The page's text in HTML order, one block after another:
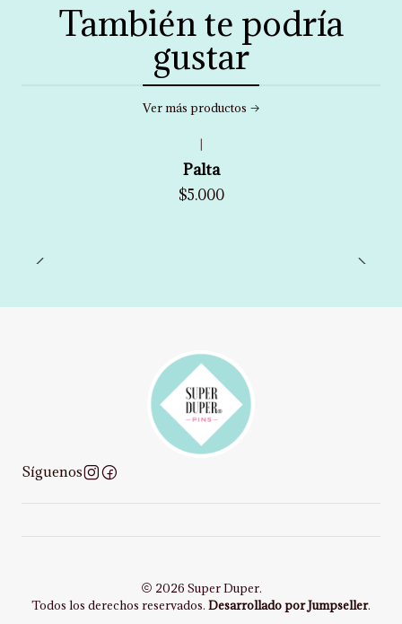
También te podría
gustar
Ver más productos
Palta
$5.000
Síguenos
2026 Super Duper.
Todos los derechos reservados. Desarrollado por Jumpseller.